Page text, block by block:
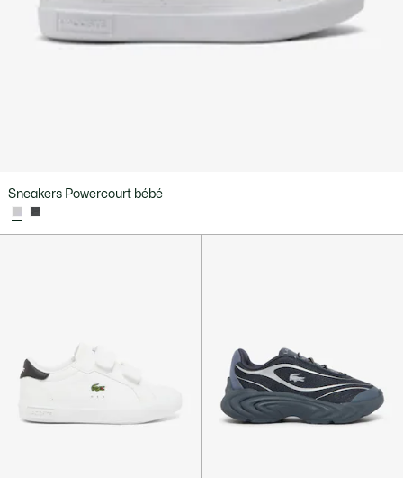
Sneakers Powercourt bébé